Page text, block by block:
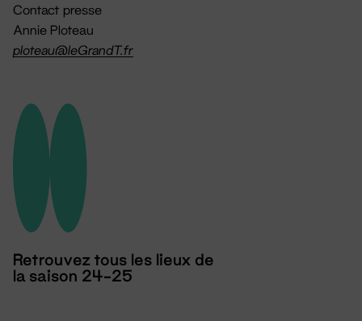
Contact presse
Annie Ploteau
ploteau@leGrandT.fr
Retrouvez tous les lieux de
la saison 24-25